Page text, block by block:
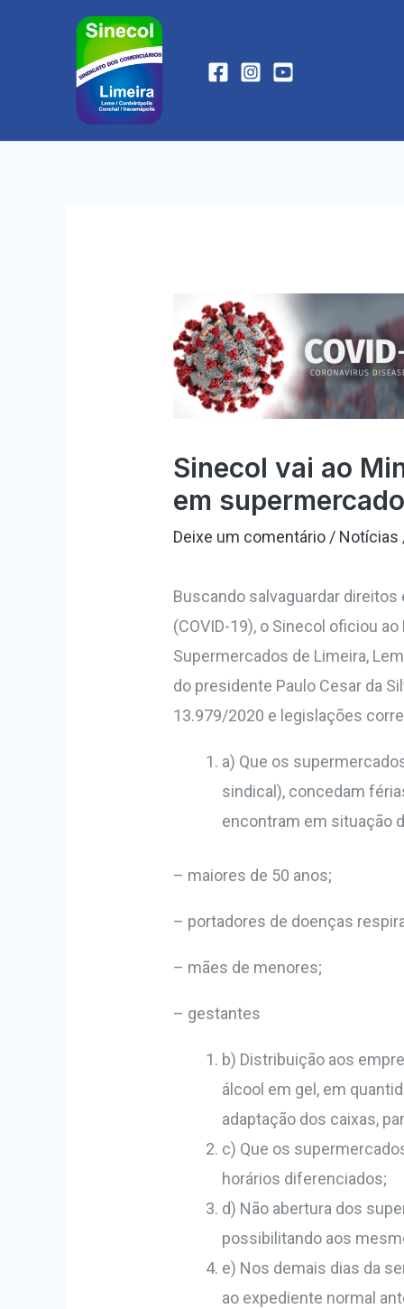
Sinecol vai ao
em
Deixe um comentário / Notícias
Buscando salvaguardar
(COVID-19), o Sinecol oficiou
Supermercados de Limeira,
do presidente Paulo Cesar da
13.979/2020 e legislações
a) Que os
sindical), concedam
encontram em situação
– maiores de 50 anos;
– portadores de doenças
– mães de menores;
– gestantes
b) Distribuição aos
álcool em gel, em
adaptação dos caixas,
c) Que os
horários diferenciados;
d) Não abertura dos
possibilitando aos
e) Nos demais dias da
ao expediente normal